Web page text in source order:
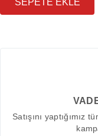
Satışını